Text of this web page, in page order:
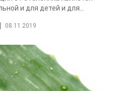
и для детей и для...
08.11.2019